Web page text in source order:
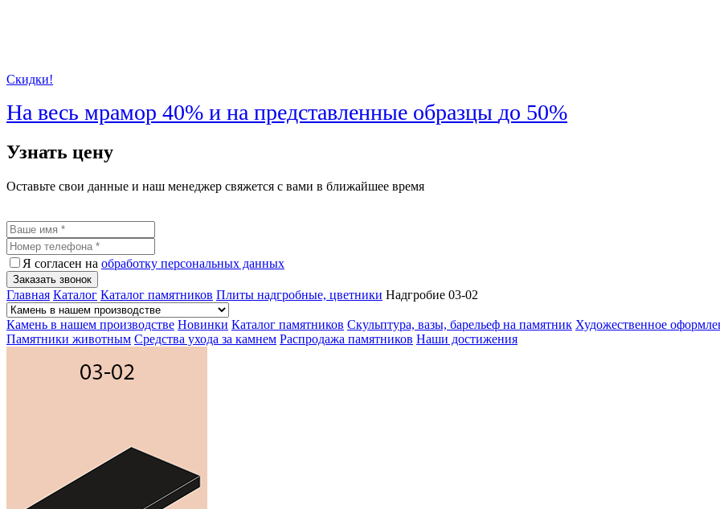
Скидки!
На весь мрамор 40% и на представленные образцы до 50%
Узнать цену
Оставьте свои данные и наш менеджер свяжется с вами в ближайшее время
Я согласен на обработку персональных данных
Заказать звонок
Главная Каталог Каталог памятников Плиты надгробные, цветники Надгробие 03-02
Камень в нашем производстве Новинки Каталог памятников Скульптура, вазы, барельеф на памятник Художественное
Памятники животным Средства ухода за камнем Распродажа памятников Наши достижения